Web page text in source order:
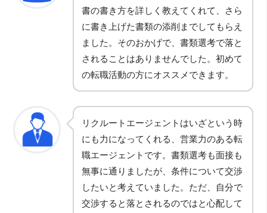
書の書き方を詳しく教えてくれて、さら
に書き上げた書類の添削までしてもらえ
ました。そのおかげで、書類選考で落と
されることはありませんでした。初めて
の転職活動の方にオススメできます。
リクルートエージェントはいざという時
にも力になってくれる、営業力のある転
職エージェントです。書類選考も面接も
無事に通りましたが、条件について交渉
したいと考えていました。ただ、自分で
交渉すると落とされるのではと心配して